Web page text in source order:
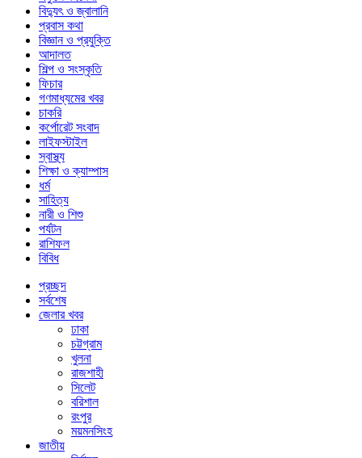
বিদ্যুৎ ও জ্বালানি
প্রবাস কথা
বিজ্ঞান ও প্রযুক্তি
আদালত
শিল্প ও সংস্কৃতি
ফিচার
গণমাধ্যমের খবর
চাকরি
কর্পোরেট সংবাদ
লাইফস্টাইল
স্বাস্থ্য
শিক্ষা ও ক্যাম্পাস
ধর্ম
সাহিত্য
নারী ও শিশু
পর্যটন
রাশিফল
বিবিধ
প্রচ্ছদ
সর্বশেষ
জেলার খবর
ঢাকা
চট্টগ্রাম
খুলনা
রাজশাহী
সিলেট
বরিশাল
রংপুর
ময়মনসিংহ
জাতীয়